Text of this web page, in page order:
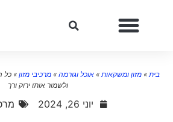
»מזון ומשקאות»אוכל וגורמה»מרכיבי מזון »כל
ולשמור אותו ירוק ורך
יוני 26, 2024